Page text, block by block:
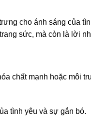
cho ánh sáng của
sức, mà còn là lời
chất mạnh hoặc môi
tình yêu và sự gắn bó.